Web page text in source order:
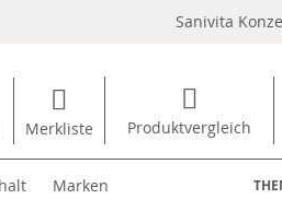
Sanivita
Merkliste Produktvergleich
Marken